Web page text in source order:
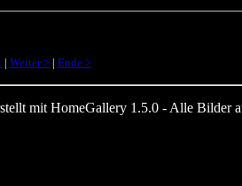
| Weiter > | Ende >
mit HomeGallery 1.5.0 - Alle Bilder